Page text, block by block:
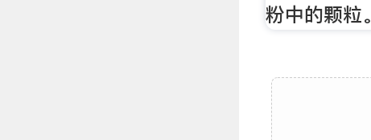
粉中的颗粒。